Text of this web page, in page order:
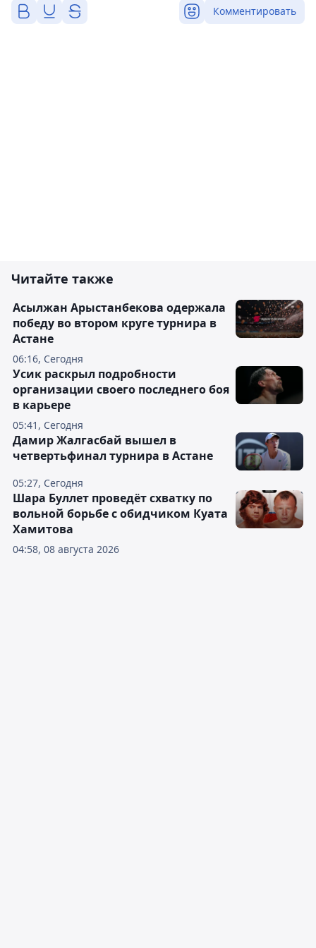
Комментировать
Читайте также
06:16, Сегодня
Асылжан Арыстанбекова одержала
победу во втором круге турнира в
Астане
05:41, Сегодня
Усик раскрыл подробности
организации своего последнего боя
в карьере
05:27, Сегодня
Дамир Жалгасбай вышел в
четвертьфинал турнира в Астане
04:58, 08 августа 2026
Шара Буллет проведёт схватку по
вольной борьбе с обидчиком Куата
Хамитова